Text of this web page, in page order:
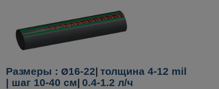
Размеры : Ø16-22 толщина 4-12 mil
| шаг 10-40 см 0.4-1.2 л/ч